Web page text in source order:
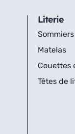
Literie
Sommiers
Matelas
Couettes
Têtes de